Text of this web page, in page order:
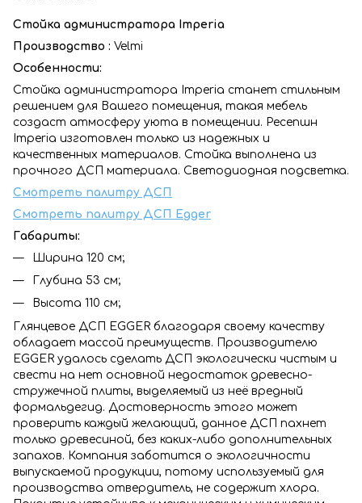
Стойка администратора Imperia
Производство : Velmi
Особенности:
Стойка администратора Imperia станет стильным
решением для Вашего помещения, такая мебель
создаст атмосферу уюта в помещении. Ресепшн
Imperia изготовлен только из надежных и
качественных материалов. Стойка выполнена из
прочного ДСП материала. Светодиодная подсветка.
Смотреть палитру ДСП
Смотреть палитру ДСП Egger
Габариты:
Ширина 120 см;
Глубина 53 см;
Высота 110 см;
Глянцевое ДСП EGGER благодаря своему качеству
обладает массой преимуществ. Производителю
EGGER удалось сделать ДСП экологически чистым и
свести на нет основной недостаток древесно-
стружечной плиты, выделяемый из неё вредный
формальдегид. Достоверность этого может
проверить каждый желающий, данное ДСП пахнет
только древесиной, без каких-либо дополнительных
запахов. Компания заботится о экологичности
выпускаемой продукции, потому используемый для
производства отвердитель, не содержит хлора.